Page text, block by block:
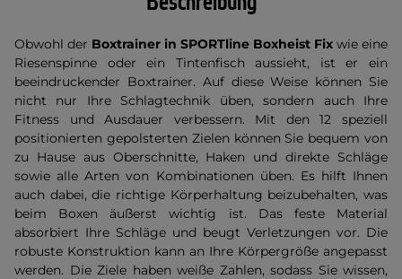
Obwohl der Boxtrainer in SPORTline Boxheist Fix wie eine
Riesenspinne oder ein Tintenfisch aussieht, ist er ein
beeindruckender Boxtrainer. Auf diese Weise können Sie
nicht nur Ihre Schlagtechnik üben, sondern auch Ihre
Fitness und Ausdauer verbessern. Mit den 12 speziell
positionierten gepolsterten Zielen können Sie bequem von
zu Hause aus Oberschnitte, Haken und direkte Schläge
sowie alle Arten von Kombinationen üben. Es hilft Ihnen
auch dabei, die richtige Körperhaltung beizubehalten, was
beim Boxen äußerst wichtig ist. Das feste Material
absorbiert Ihre Schläge und beugt Verletzungen vor. Die
robuste Konstruktion kann an Ihre Körpergröße angepasst
werden. Die Ziele haben weiße Zahlen, sodass Sie wissen,